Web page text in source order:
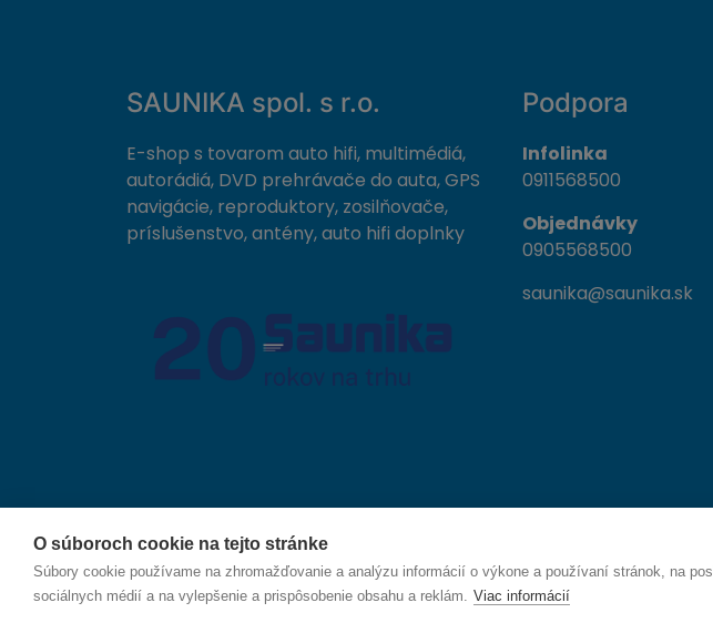
O súboroch cookie na tejto stránke
Súbory cookie používame na zhromažďovanie a analýzu informácií o výkone a používaní stránok, na
sociálnych médií a na vylepšenie a prispôsobenie obsahu a reklám. Viac informácií
SAUNIKA spol. s r.o.
E-shop s tovarom auto hifi, multimédiá,
autorádiá, DVD prehrávače do auta, GPS
navigácie, reproduktory, zosilňovače,
príslušenstvo, antény, auto hifi doplnky
Podpora
Infolinka
0911568500
Objednávky
0905568500
saunika@saunika.sk
© 2026 SAUNIKA spol. s r.o. Zlatovská 1783, 911 05 Trenčín
Právo na odstúpenie od